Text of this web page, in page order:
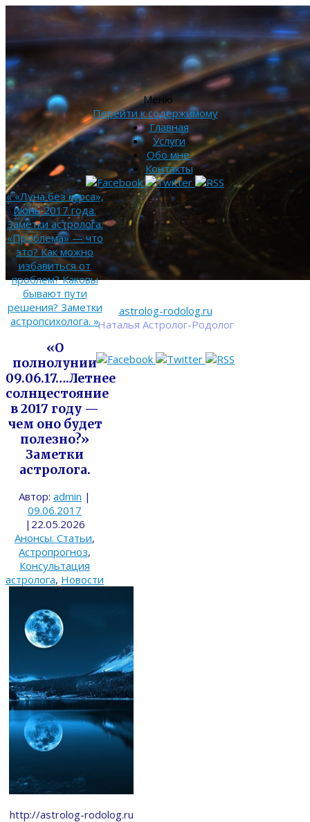
astrolog-rodolog.ru
Наталья Астролог-Родолог
Меню
Перейти к содержимому
Главная
Услуги
Обо мне.
Контакты
««Луна без курса»,
июнь 2017 года.
Заметки астролога.
«Проблема» — что
это? Как можно
избавиться от
проблем? Каковы
бывают пути
решения? Заметки
астропсихолога. »
«О
полнолунии
09.06.17….Летнее
солнцестояние
в 2017 году —
чем оно будет
полезно?»
Заметки
астролога.
Автор: admin |
09.06.2017
| 22.05.2026
Анонсы. Статьи,
Астропрогноз,
Консультация
астролога, Новости
http://astrolog-rodolog.ru